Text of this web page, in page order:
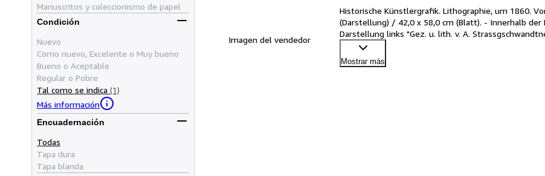
Manuscritos y coleccionismo de papel
Condición
Nuevo
Como nuevo, Excelente o Muy bueno
Bueno o Aceptable
Regular o Pobre
Tal como se indica (1)
Más información
Encuadernación
Todas
Tapa dura
Tapa blanda
Imagen del vendedor
Historische Künstlergrafik. Lithographie, um 1860.
(Darstellung) / 42,0 x 58,0 cm (Blatt). - Innerhalb
Darstellung links "Gez. u. lith. v. A.
Mostrar más